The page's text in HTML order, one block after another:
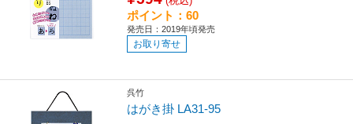
ポイント：60
発売日：2019年頃発売
お取り寄せ
呉竹
はがき掛 LA31-95